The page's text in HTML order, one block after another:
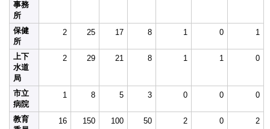
事務
所
保健
所
2 25 17 8 1 0 1
上下
水道
局
2 29 21 8 1 1 0
市立
病院
1 8 5 3 0 0 0
教育
16 150 100 50 2 0 2